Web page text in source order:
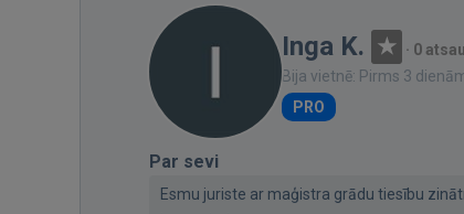
Inga K. · 0
Bija vietnē: Pirms 3
PRO
Par sevi
Esmu juriste ar maģistra grādu tiesību